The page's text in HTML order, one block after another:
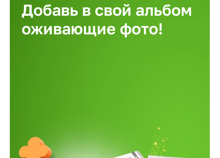
Добавь в свой альбом
оживающие фото!